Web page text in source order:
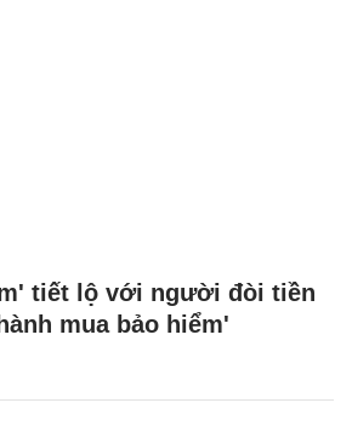
tiết lộ với người đòi tiền
mua bảo hiểm'